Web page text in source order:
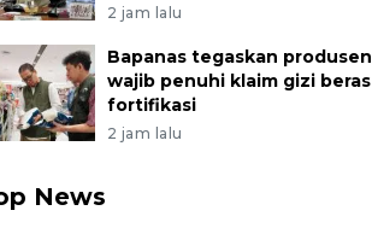
2 jam lalu
Bapanas tegaskan produsen
wajib penuhi klaim gizi beras
fortifikasi
2 jam lalu
News